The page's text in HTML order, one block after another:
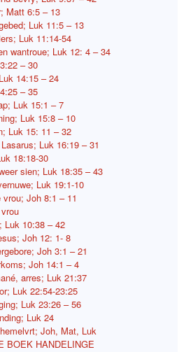
Matt 6:5 – 13
Luk 11:5 – 13
Luk 11:14-54
wantroue; Luk 12: 4 – 34
– 30
14:15 – 24
– 35
Luk 15:1 – 7
Luk 15:8 – 10
Luk 15: 11 – 32
Luk 16:19 – 31
18:18-30
sien; Luk 18:35 – 43
Luk 19:1-10
vrou; Joh 8:1 – 11
Luk 10:38 – 42
Joh 12: 1- 8
Joh 3:1 – 21
Joh 14:1 – 4
arres; Luk 21:37
Luk 22:54-23:25
Luk 23:26 – 56
Luk 24
Joh, Mat, Luk
BOEK HANDELINGE